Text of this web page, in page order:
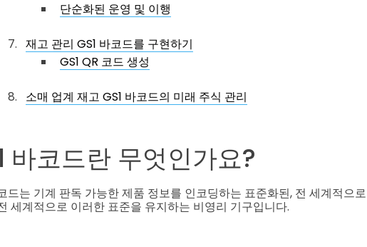
단순화된 운영 및 이행
재고 관리 GS1 바코드를 구현하기
GS1 QR 코드 생성
소매 업계 재고 GS1 바코드의 미래 주식 관리
바코드란 무엇인가요?
드는 기계 판독 가능한 제품 정보를 인코딩하는 표준화된, 전 세계적으
세계적으로 이러한 표준을 유지하는 비영리 기구입니다.